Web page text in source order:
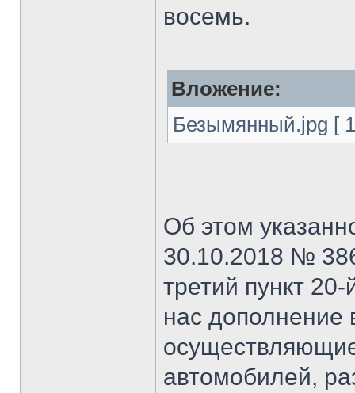
восемь.
Вложение:
Безымянный.jpg [
Об этом
30.10.2018 №
третий пункт
нас дополнение
автомобилей,